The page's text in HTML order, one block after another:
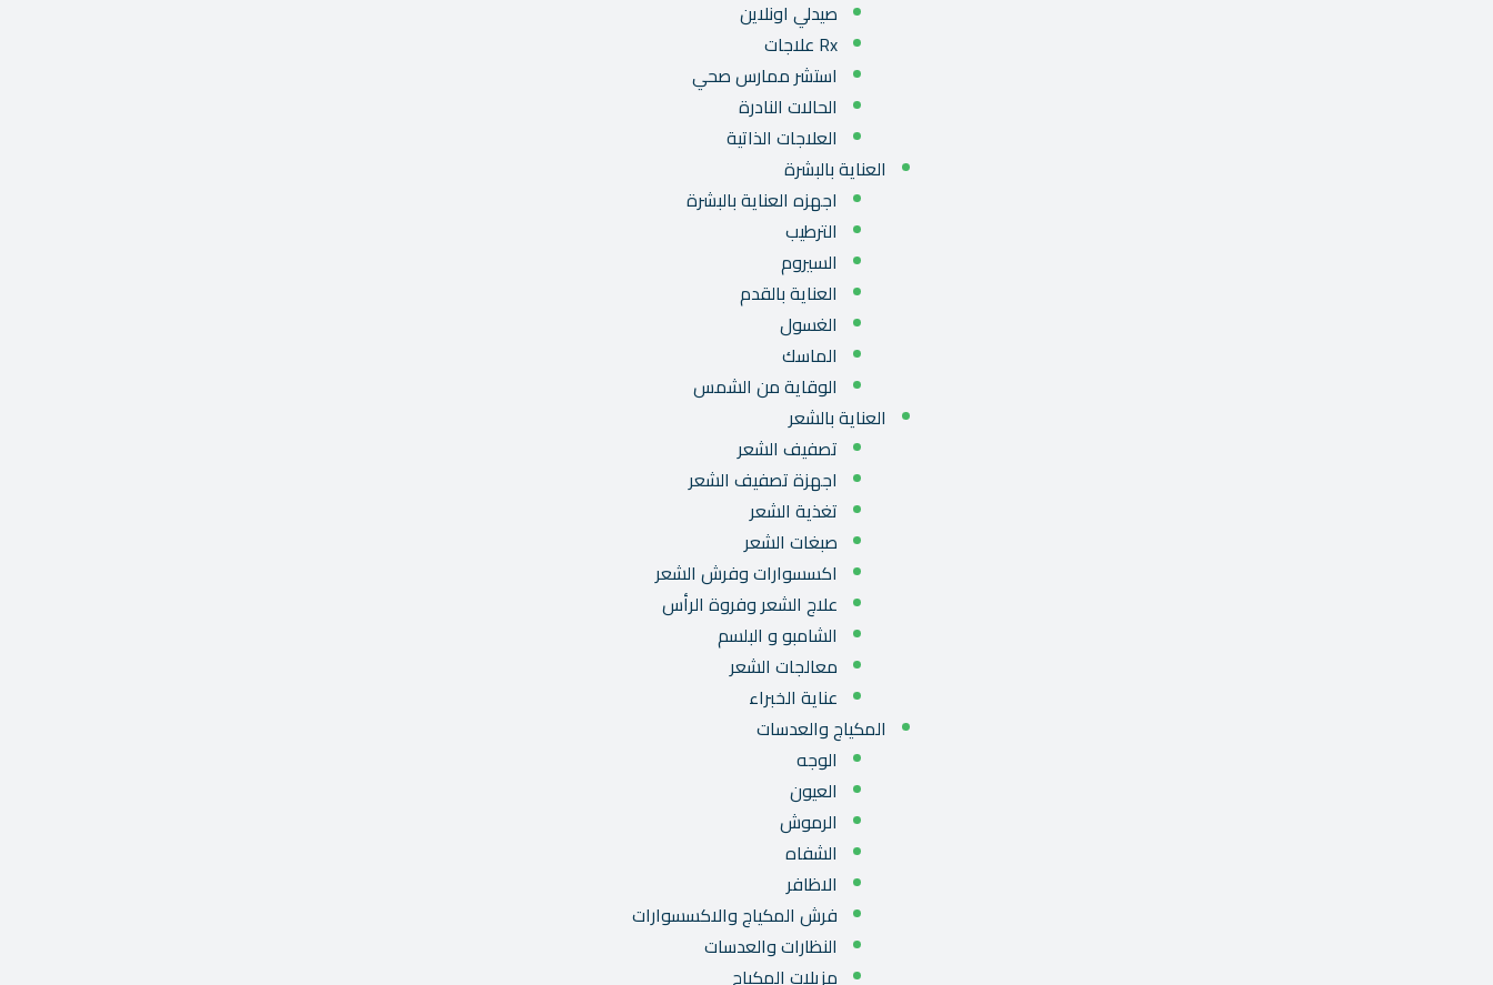
صيدلي اونلاين
Rx علاجات
استشر ممارس صحي
الحالات النادرة
العلاجات الذاتية
العناية بالبشرة
اجهزه العناية بالبشرة
الترطيب
السيروم
العناية بالقدم
الغسول
الماسك
الوقاية من الشمس
العناية بالشعر
تصفيف الشعر
اجهزة تصفيف الشعر
تغذية الشعر
صبغات الشعر
اكسسوارات وفرش الشعر
علاج الشعر وفروة الرأس
الشامبو و البلسم
معالجات الشعر
عناية الخبراء
المكياج والعدسات
الوجه
العيون
الرموش
الشفاه
الاظافر
فرش المكياج والاكسسوارات
النظارات والعدسات
مزيلات المكياج